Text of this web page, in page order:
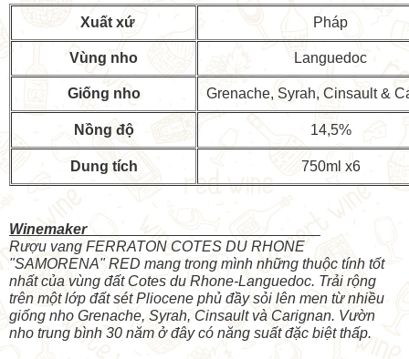
Xuất xứ Pháp
Vùng nho Languedoc
Giống nho Grenache, Syrah, Cinsault &
Nồng độ 14,5%
Dung tích 750ml x6
Winemaker
Rượu vang FERRATON COTES DU RHONE
"SAMORENA" RED mang trong mình những thuộc tính tốt
nhất của vùng đất Cotes du Rhone-Languedoc. Trải rộng
trên một lớp đất sét Pliocene phủ đầy sỏi lên men từ nhiều
giống nho Grenache, Syrah, Cinsault và Carignan. Vườn
nho trung bình 30 năm ở đây có năng suất đặc biệt thấp.